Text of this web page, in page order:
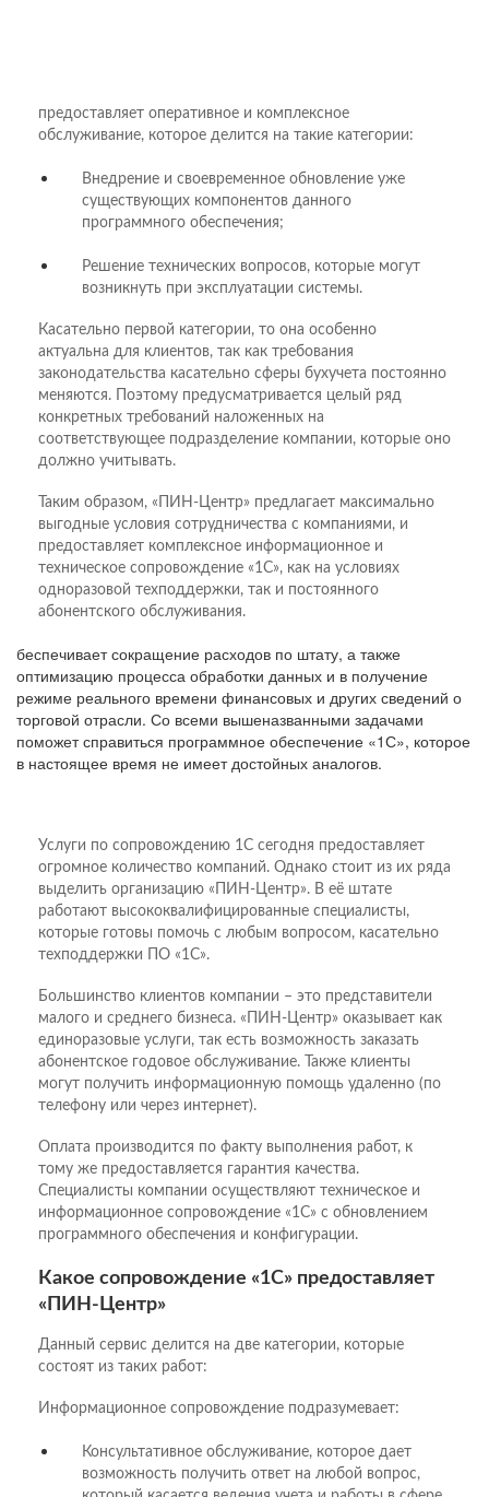
предоставляет оперативное и комплексное
обслуживание, которое делится на такие категории:
Внедрение и своевременное обновление уже
существующих компонентов данного
программного обеспечения;
Решение технических вопросов, которые могут
возникнуть при эксплуатации системы.
Касательно первой категории, то она особенно
актуальна для клиентов, так как требования
законодательства касательно сферы бухучета постоянно
меняются. Поэтому предусматривается целый ряд
конкретных требований наложенных на
соответствующее подразделение компании, которые оно
должно учитывать.
Таким образом, «ПИН-Центр» предлагает максимально
выгодные условия сотрудничества с компаниями, и
предоставляет комплексное информационное и
техническое сопровождение «1С», как на условиях
одноразовой техподдержки, так и постоянного
абонентского обслуживания.
беспечивает сокращение расходов по штату, а также
оптимизацию процесса обработки данных и в получение
режиме реального времени финансовых и других сведений о
торговой отрасли. Со всеми вышеназванными задачами
поможет справиться программное обеспечение «1С», которое
в настоящее время не имеет достойных аналогов.
Услуги по сопровождению 1С сегодня предоставляет
огромное количество компаний. Однако стоит из их ряда
выделить организацию «ПИН-Центр». В её штате
работают высококвалифицированные специалисты,
которые готовы помочь с любым вопросом, касательно
техподдержки ПО «1С».
Большинство клиентов компании – это представители
малого и среднего бизнеса. «ПИН-Центр» оказывает как
единоразовые услуги, так есть возможность заказать
абонентское годовое обслуживание. Также клиенты
могут получить информационную помощь удаленно (по
телефону или через интернет).
Оплата производится по факту выполнения работ, к
тому же предоставляется гарантия качества.
Специалисты компании осуществляют техническое и
информационное сопровождение «1С» с обновлением
программного обеспечения и конфигурации.
Какое сопровождение «1С» предоставляет
«ПИН-Центр»
Данный сервис делится на две категории, которые
состоят из таких работ:
Информационное сопровождение подразумевает:
Консультативное обслуживание, которое дает
возможность получить ответ на любой вопрос,